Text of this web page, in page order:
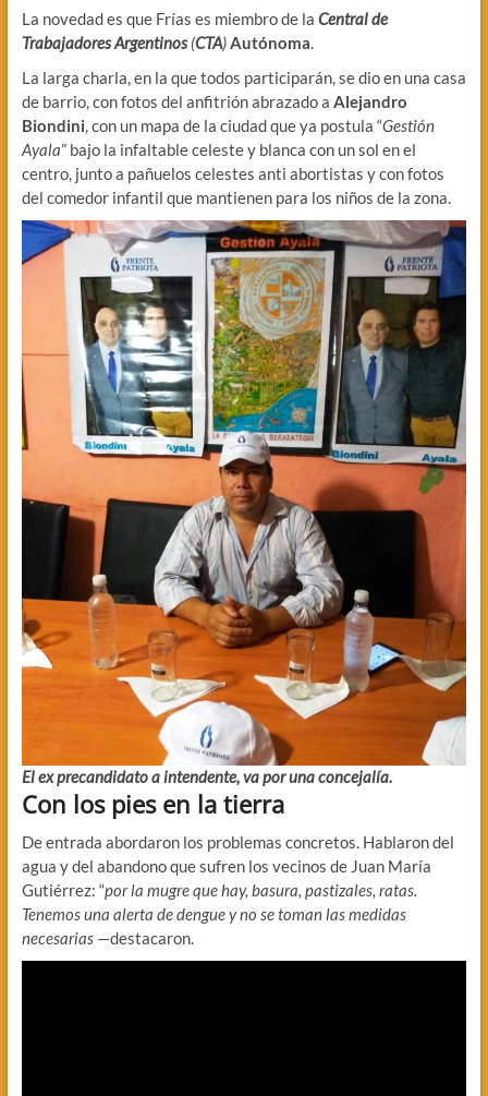
La novedad es que Frías es miembro de la Central de
Trabajadores Argentinos(CTA)Autónoma.
La larga charla, en la que todos participarán, se dio en una casa
de barrio, con fotos del anfitrión abrazado a Alejandro
Biondini, con un mapa de la ciudad que ya postula “Gestión
Ayala” bajo la infaltable celeste y blanca con un sol en el
centro, junto a pañuelos celestes anti abortistas y con fotos
del comedor infantil que mantienen para los niños de la zona.
El ex precandidato a intendente, va por una concejalía.
Con los pies en la tierra
De entrada abordaron los problemas concretos. Hablaron del
agua y del abandono que sufren los vecinos de Juan María
Gutiérrez: “por la mugre que hay, basura, pastizales, ratas.
Tenemos una alerta de dengue y no se toman las medidas
necesarias—destacaron.